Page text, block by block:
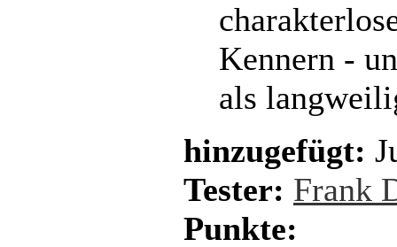
Kennern -
als
hinzugefügt:
Tester: Frank
Punkte: